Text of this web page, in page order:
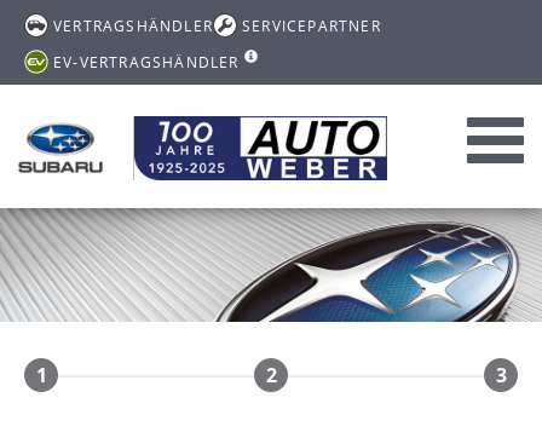
VERTRAGSHÄNDLER
SERVICEPARTNER
EV-VERTRAGSHÄNDLER
1 2 3